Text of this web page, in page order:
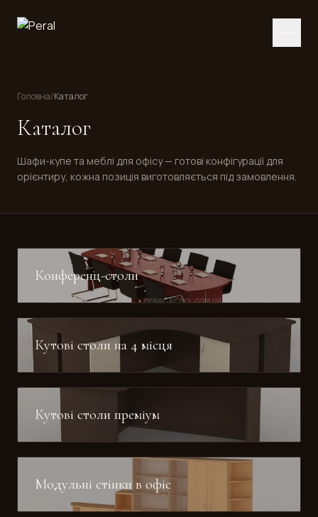
Головна/Каталог
Каталог
Шафи-купе та меблі для офісу — готові конфігурації для
орієнтиру, кожна позиція виготовляється під замовлення.
Конференц-столи
Кутові столи на 4 місця
Кутові столи преміум
Модульні стінки в офіс